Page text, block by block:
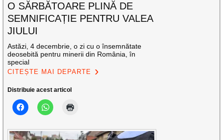
O SĂRBĂTOARE PLINĂ DE
SEMNIFICAȚIE PENTRU VALEA
JIULUI
Astăzi, 4 decembrie, o zi cu o însemnătate
deosebită pentru minerii din România, în
special
CITEȘTE MAI DEPARTE
Distribuie acest articol